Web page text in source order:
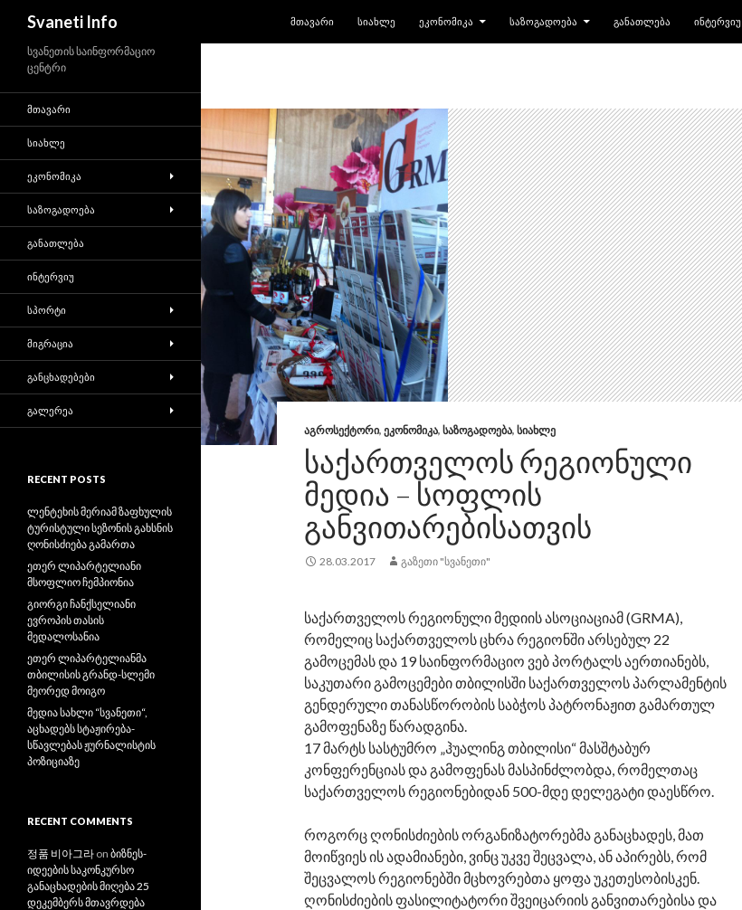
Svaneti Info
ᲛᲗᲐᲕᲐᲠᲘ
ᲡᲘᲐᲮᲚᲔ ᲔᲙᲝᲜᲝᲛᲘᲙᲐ ᲡᲐᲖᲝᲒᲐᲓᲝᲔᲑᲐ ᲒᲐᲜᲐᲗᲚᲔᲑᲐ ᲘᲜᲢᲔᲠᲕᲘᲣ
ᲐᲒᲠᲝᲡᲔᲥᲢᲝᲠᲘ, ᲔᲙᲝᲜᲝᲛᲘᲙᲐ, ᲡᲐᲖᲝᲒᲐᲓᲝᲔᲑᲐ, ᲡᲘᲐᲮᲚᲔ
ᲡᲐᲥᲐᲠᲗᲕᲔᲚᲝᲡ ᲠᲔᲒᲘᲝᲜᲣᲚᲘ
ᲛᲔᲓᲘᲐ – ᲡᲝᲤᲚᲘᲡ
ᲒᲐᲜᲕᲘᲗᲐᲠᲔᲑᲘᲡᲐᲗᲕᲘᲡ
28.03.2017 ᲒᲐᲖᲔᲗᲘ "ᲡᲕᲐᲜᲔᲗᲘ"
საქართველოს რეგიონული მედიის ასოციაციამ (GRMA),
რომელიც საქართველოს ცხრა რეგიონში არსებულ 22
გამოცემას და 19 საინფორმაციო ვებ პორტალს აერთიანებს,
საკუთარი გამოცემები თბილისში საქართველოს პარლამენტის
გენდერული თანასწორობის საბჭოს პატრონაჟით გამართულ
გამოფენაზე წარადგინა.
17 მარტს სასტუმრო „ჰუალინგ თბილისი“ მასშტაბურ
კონფერენციას და გამოფენას მასპინძლობდა, რომელთაც
საქართველოს რეგიონებიდან 500-მდე დელეგატი დაესწრო.
როგორც ღონისძიების ორგანიზატორებმა განაცხადეს, მათ
მოიწვიეს ის ადამიანები, ვინც უკვე შეცვალა, ან აპირებს, რომ
შეცვალოს რეგიონებში მცხოვრებთა ყოფა უკეთესობისკენ.
ღონისძიების ფასილიტატორი შვეიცარიის განვითარებისა და
სვანეთის საინფორმაციო
ცენტრი
ᲛᲗᲐᲕᲐᲠᲘ
ᲡᲘᲐᲮᲚᲔ
ᲔᲙᲝᲜᲝᲛᲘᲙᲐ
ᲡᲐᲖᲝᲒᲐᲓᲝᲔᲑᲐ
ᲒᲐᲜᲐᲗᲚᲔᲑᲐ
ᲘᲜᲢᲔᲠᲕᲘᲣ
ᲡᲞᲝᲠᲢᲘ
ᲛᲘᲒᲠᲐᲪᲘᲐ
ᲒᲐᲜᲪᲮᲐᲓᲔᲑᲔᲑᲘ
ᲒᲐᲚᲔᲠᲔᲐ
RECENT POSTS
ლენტეხის მერიამ ზაფხულის
ტურისტული სეზონის გახსნის
ღონისძიება გამართა
ეთერ ლიპარტელიანი
მსოფლიო ჩემპიონია
გიორგი ჩანქსელიანი
ევროპის თასის
მედალოსანია
ეთერ ლიპარტელიანმა
თბილისის გრანდ-სლემი
მეორედ მოიგო
მედია სახლი “სვანეთი“,
აცხადებს სტაჟირება-
სწავლებას ჟურნალისტის
პოზიციაზე
RECENT COMMENTS
정품 비아그라 on ბიზნეს-
იდეების საკონკურსო
განაცხადების მიღება 25
დეკემბერს მთავრდება